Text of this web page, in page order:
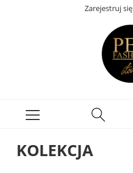
Zarejestruj się
KOLEKCJA